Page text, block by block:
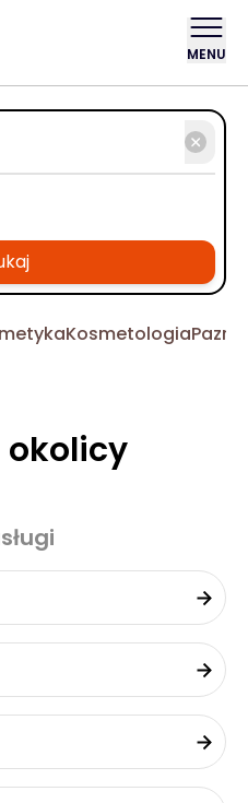
MENU
Kosmetologia
okolicy